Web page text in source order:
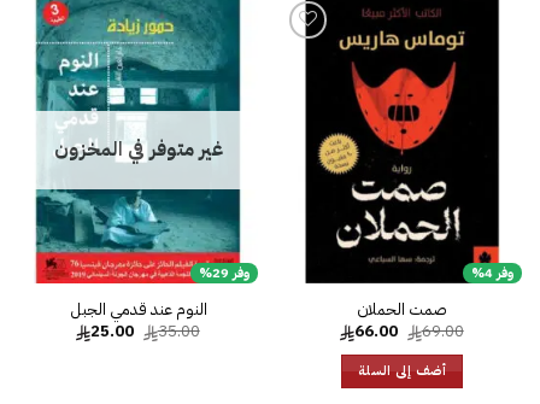
وفر 4%
صمت الحملان
69.00
السعر
الأصلي
هو:
69.00.
66.00 السعر
الحالي
هو: أضف إلى السلة
وفر 29%
غير متوفر في المخزون
النوم عند قدمي الجبل
35.00
السعر
الأصلي
25.00 السعر
الحالي